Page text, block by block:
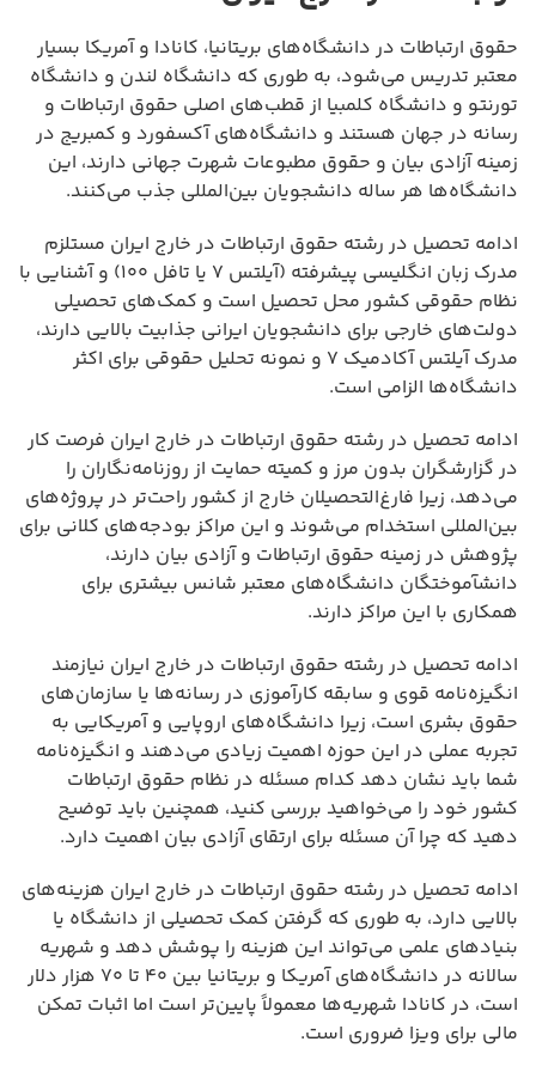
حقوق ارتباطات در دانشگاه‌های بریتانیا، کانادا و آمریکا بسیار
معتبر تدریس می‌شود، به طوری که دانشگاه لندن و دانشگاه
تورنتو و دانشگاه کلمبیا از قطب‌های اصلی حقوق ارتباطات و
رسانه در جهان هستند و دانشگاه‌های آکسفورد و کمبریج در
زمینه آزادی بیان و حقوق مطبوعات شهرت جهانی دارند، این
دانشگاه‌ها هر ساله دانشجویان بین‌المللی جذب می‌کنند.
ادامه تحصیل در رشته حقوق ارتباطات در خارج ایران مستلزم
مدرک زبان انگلیسی پیشرفته (آیلتس ۷ یا تافل ۱۰۰) و آشنایی با
نظام حقوقی کشور محل تحصیل است و کمک‌های تحصیلی
دولت‌های خارجی برای دانشجویان ایرانی جذابیت بالایی دارند،
مدرک آیلتس آکادمیک ۷ و نمونه تحلیل حقوقی برای اکثر
دانشگاه‌ها الزامی است.
ادامه تحصیل در رشته حقوق ارتباطات در خارج ایران فرصت کار
در گزارشگران بدون مرز و کمیته حمایت از روزنامه‌نگاران را
می‌دهد، زیرا فارغ‌التحصیلان خارج از کشور راحت‌تر در پروژه‌های
بین‌المللی استخدام می‌شوند و این مراکز بودجه‌های کلانی برای
پژوهش در زمینه حقوق ارتباطات و آزادی بیان دارند،
دانشآموختگان دانشگاه‌های معتبر شانس بیشتری برای
همکاری با این مراکز دارند.
ادامه تحصیل در رشته حقوق ارتباطات در خارج ایران نیازمند
انگیزه‌نامه قوی و سابقه کارآموزی در رسانه‌ها یا سازمان‌های
حقوق بشری است، زیرا دانشگاه‌های اروپایی و آمریکایی به
تجربه عملی در این حوزه اهمیت زیادی می‌دهند و انگیزه‌نامه
شما باید نشان دهد کدام مسئله در نظام حقوق ارتباطات
کشور خود را می‌خواهید بررسی کنید، همچنین باید توضیح
دهید که چرا آن مسئله برای ارتقای آزادی بیان اهمیت دارد.
ادامه تحصیل در رشته حقوق ارتباطات در خارج ایران هزینه‌های
بالایی دارد، به طوری که گرفتن کمک تحصیلی از دانشگاه یا
بنیادهای علمی می‌تواند این هزینه را پوشش دهد و شهریه
سالانه در دانشگاه‌های آمریکا و بریتانیا بین ۴۰ تا ۷۰ هزار دلار
است، در کانادا شهریه‌ها معمولاً پایین‌تر است اما اثبات تمکن
مالی برای ویزا ضروری است.